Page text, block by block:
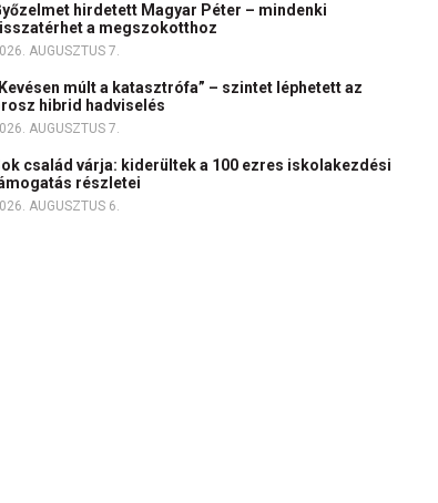
hirdetett Magyar Péter – mindenki
a megszokotthoz
AUGUSZTUS 7.
múlt a katasztrófa” – szintet léphetett az
hibrid hadviselés
AUGUSZTUS 7.
család várja: kiderültek a 100 ezres iskolakezdési
részletei
AUGUSZTUS 6.